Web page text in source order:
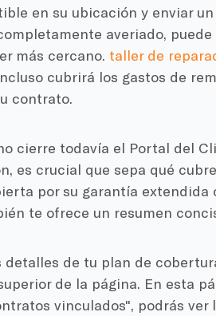
en su ubicación y enviar
averiado,
más cercano. taller de
cubrirá los gastos de
contrato.
cierre todavía el Portal del
es crucial que sepa qué
por su garantía extendida
te ofrece un resumen
de tu plan de
de la página. En esta
vinculados", podrás ver